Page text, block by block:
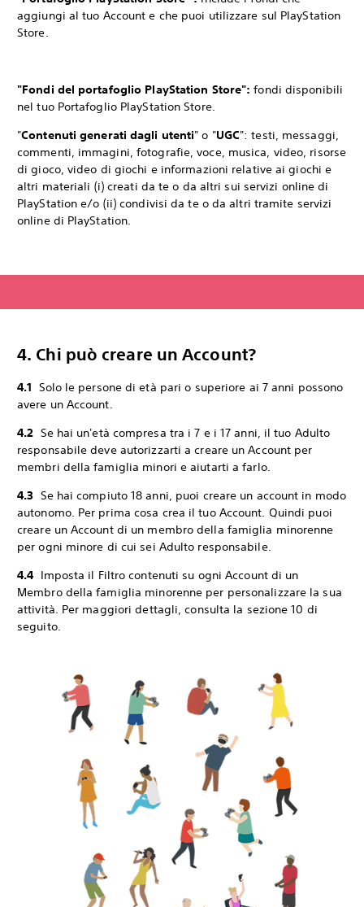
aggiungi al tuo Account e che puoi utilizzare sul PlayStation
Store.
"Fondi del portafoglio PlayStation Store": fondi disponibili
nel tuo Portafoglio PlayStation Store.
"Contenuti generati dagli utenti" o "UGC": testi, messaggi,
commenti, immagini, fotografie, voce, musica, video, risorse
di gioco, video di giochi e informazioni relative ai giochi e
altri materiali (i) creati da te o da altri sui servizi online di
PlayStation e/o (ii) condivisi da te o da altri tramite servizi
online di PlayStation.
4. Chi può creare un Account?
4.1 Solo le persone di età pari o superiore ai 7 anni possono
avere un Account.
4.2 Se hai un'età compresa tra i 7 e i 17 anni, il tuo Adulto
responsabile deve autorizzarti a creare un Account per
membri della famiglia minori e aiutarti a farlo.
4.3 Se hai compiuto 18 anni, puoi creare un account in modo
autonomo. Per prima cosa crea il tuo Account. Quindi puoi
creare un Account di un membro della famiglia minorenne
per ogni minore di cui sei Adulto responsabile.
4.4 Imposta il Filtro contenuti su ogni Account di un
Membro della famiglia minorenne per personalizzare la sua
attività. Per maggiori dettagli, consulta la sezione 10 di
seguito.